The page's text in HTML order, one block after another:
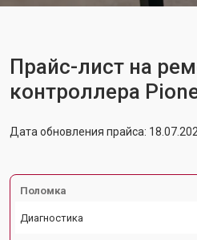
Прайс-лист на
контроллера
Дата обновления прайса:
Поломка
Диагностика